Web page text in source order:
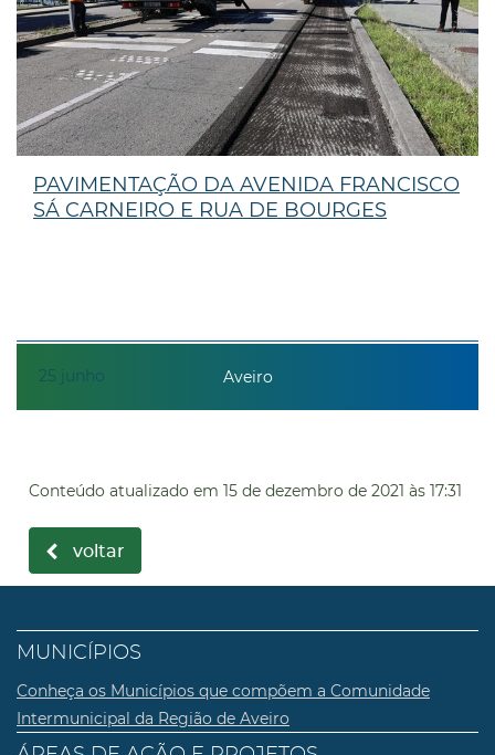
25 junho
PAVIMENTAÇÃO DA AVENIDA FRANCISCO
SÁ CARNEIRO E RUA DE BOURGES
Aveiro
Conteúdo atualizado em 15 de dezembro de 2021 às 17:31
voltar
MUNICÍPIOS
Conheça os Municípios que compõem a Comunidade
Intermunicipal da Região de Aveiro